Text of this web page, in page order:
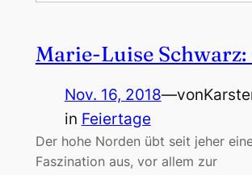
Marie-Luise Schwarz:
Nov. 16, 2018—von
in Feiertage
Der hohe Norden übt seit jeher
Faszination aus, vor allem zur